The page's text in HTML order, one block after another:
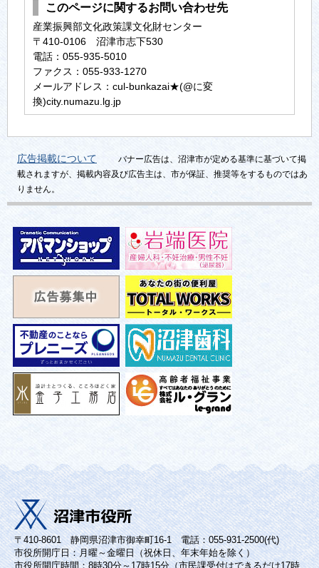
このページに関するお問い合わせ先
産業振興部⽂化政策課文化財センター
〒410-0106 沼津市志下530
電話：055-935-5010
ファクス：055-933-1270
メールアドレス：cul-bunkazai★(@に変
換)city.numazu.lg.jp
広告掲載について
バナー広告は、沼津市が定める基準に基づいて掲
載されますが、掲載内容及び広告主は、市が保証、推奨等をするものではあ
りません。
〒410-8601 静岡県沼津市御幸町16-1 電話：055-931-2500(代)
市役所開庁日：月曜～金曜日（祝休日、年末年始を除く）